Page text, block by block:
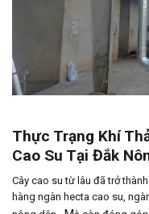
Thực Trạng Khí
Cao Su Tại Đắk
Cây cao su từ lâu đã trở
hàng ngàn hecta cao su,